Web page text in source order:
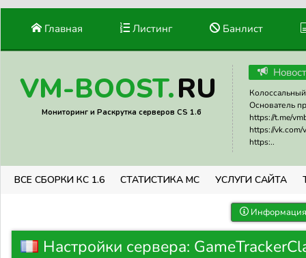
Главная Листинг Банлист
VM-BOOST.RU
Мониторинг и Раскрутка серверов CS 1.6
Основатель
https://t.me/
https://vk.com/
https:..
ВСЕ СБОРКИ КС 1.6 СТАТИСТИКА МС УСЛУГИ САЙТА
Настройки сервера: